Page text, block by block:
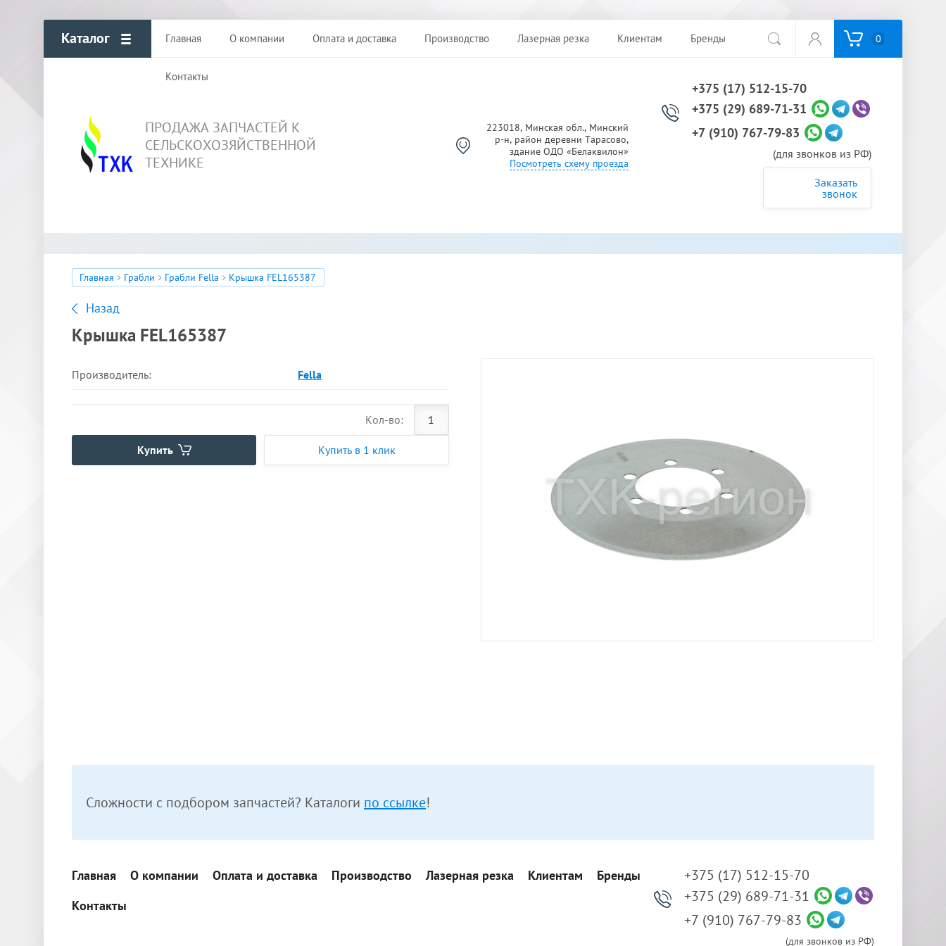
Каталог Главная О компании Оплата и доставка Производство Лазерная резка Клиентам Бренды
Контакты
0
ПРОДАЖА ЗАПЧАСТЕЙ К
СЕЛЬСКОХОЗЯЙСТВЕННОЙ
ТЕХНИКЕ
223018, Минская обл., Минский
р-н, район деревни Тарасово,
здание ОДО «Белаквилон»
Посмотреть схему проезда
+375 (17) 512-15-70
+375 (29) 689-71-31
+7 (910) 767-79-83
(для звонков из РФ)
Заказать
звонок
Главная Грабли Грабли Fella Крышка FEL165387
Назад
Крышка FEL165387
Производитель: Fella
Кол-во:
Купить Купить в 1 клик
Сложности с подбором запчастей? Каталоги по ссылке!
Главная О компании Оплата и доставка Производство Лазерная резка Клиентам
Бренды
Контакты
+375 (17) 512-15-70
+375 (29) 689-71-31
+7 (910) 767-79-83
(для звонков из РФ)